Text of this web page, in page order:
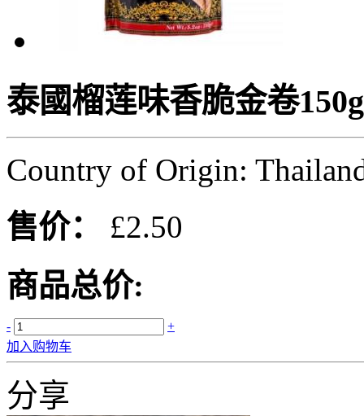
泰國榴莲味香脆金卷150g
Country of Origin:
售价：
£2.50
商品总价:
-
+
加入购物车
分享